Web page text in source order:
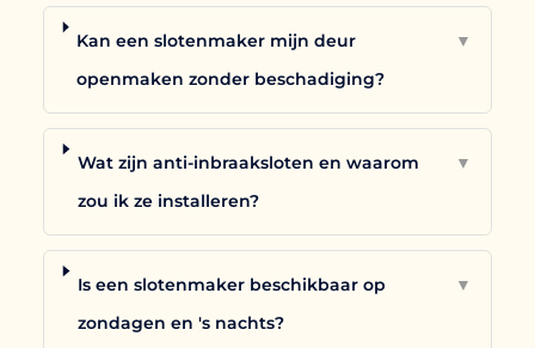
Kan een slotenmaker mijn deur
openmaken zonder beschadiging?
▼
Wat zijn anti-inbraaksloten en waarom
zou ik ze installeren?
▼
Is een slotenmaker beschikbaar op
zondagen en 's nachts?
▼